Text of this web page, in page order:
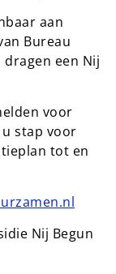
aan
Bureau
een Nij
voor
stap voor
tot en
Nij Begun